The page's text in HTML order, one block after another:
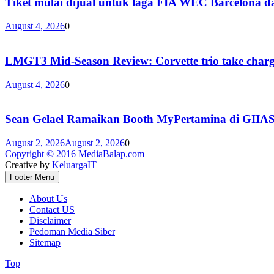
August 4, 20260
LMGT3 Mid-Season Review: Corvette trio take
August 4, 20260
Sean Gelael Ramaikan Booth MyPertamina di
August 2, 2026August 2, 20260
Copyright © 2016 MediaBalap.com
Creative by KeluargaIT
Footer Menu
About Us
Contact US
Disclaimer
Pedoman Media Siber
Sitemap
Top